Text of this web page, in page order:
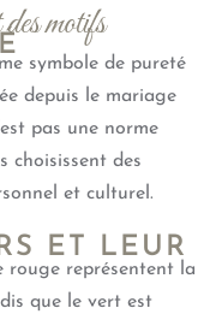
motifs
symbole de pureté
depuis le mariage
pas une norme
choisissent des
et culturel.
ET LEUR
rouge représentent la
que le vert est